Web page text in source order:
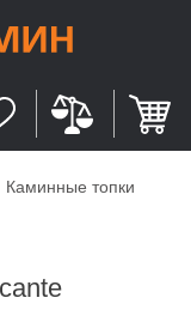
Каминные топки